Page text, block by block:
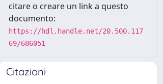
citare o creare un link a questo
documento:
https://hdl.handle.net/20.500.117
69/686051
Citazioni